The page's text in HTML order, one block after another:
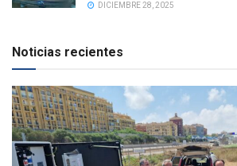
DICIEMBRE 28, 2025
Noticias recientes